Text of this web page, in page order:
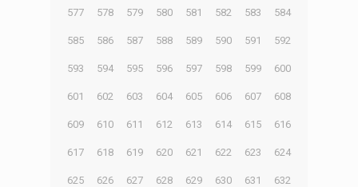
577 578 579 580 581 582 583 584
585 586 587 588 589 590 591 592
593 594 595 596 597 598 599 600
601 602 603 604 605 606 607 608
609 610 611 612 613 614 615 616
617 618 619 620 621 622 623 624
625 626 627 628 629 630 631 632